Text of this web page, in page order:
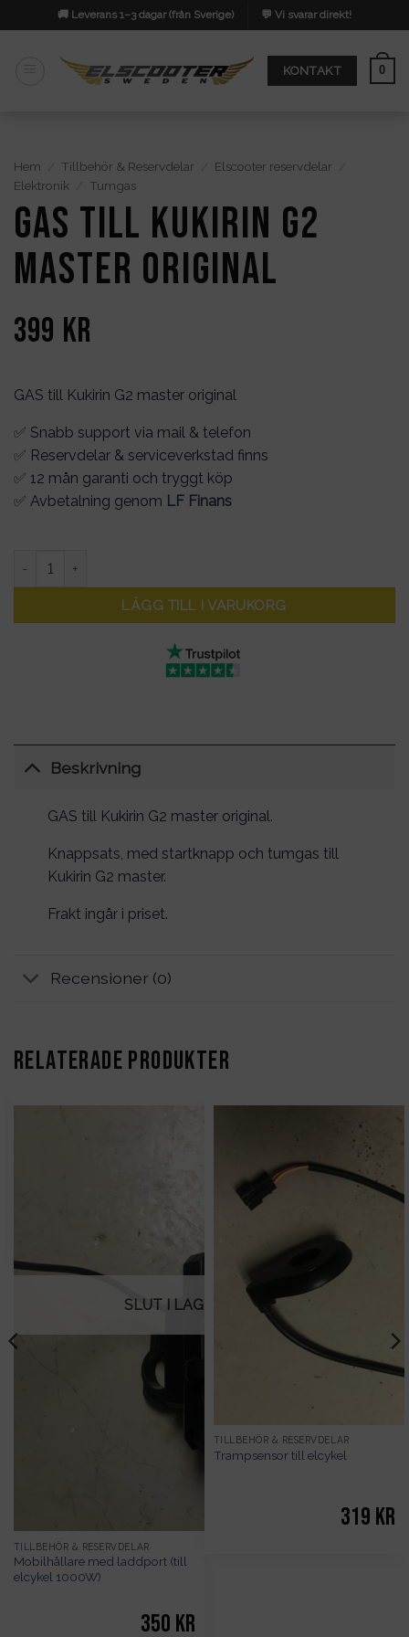
to
🚚 Leverans 1–3 dagar (från Sverige) 💬 Vi svarar direkt!
KONTAKT 0
Hem Tillbehör & Reservdelar Elscooter reservdelar
Elektronik
Tumgas
GAS till Kukirin G2
master original
399 kr
GAS till Kukirin G2 master original
✅ Snabb support via mail & telefon
✅ Reservdelar & serviceverkstad finns
✅ 12 mån garanti och tryggt köp
✅ Avbetalning genom LF Finans
GAS till Kukirin G2 master original mängd
LÄGG TILL I VARUKORG
Beskrivning
GAS till Kukirin G2 master original.
Knappsats, med startknapp och tumgas till
Kukirin G2 master.
Frakt ingår i priset.
Recensioner (0)
RELATERADE PRODUKTER
SLUT I LAGER
TILLBEHÖR & RESERVDELAR
Mobilhållare med laddport (till
elcykel 1000W)
350 kr
TILLBEHÖR & RESERVDELAR
Trampsensor till elcykel
319 kr